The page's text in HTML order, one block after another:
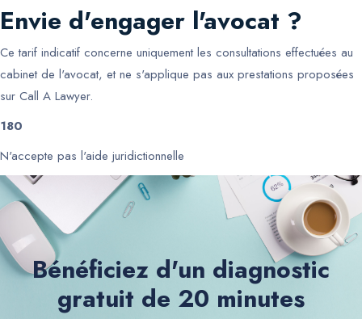
Envie d'engager l'avocat ?
Ce tarif indicatif concerne uniquement les consultations effectuées au
cabinet de l'avocat, et ne s'applique pas aux prestations proposées
sur Call A Lawyer.
180
N'accepte pas l'aide juridictionnelle
Bénéficiez d'un diagnostic
gratuit de 20 minutes